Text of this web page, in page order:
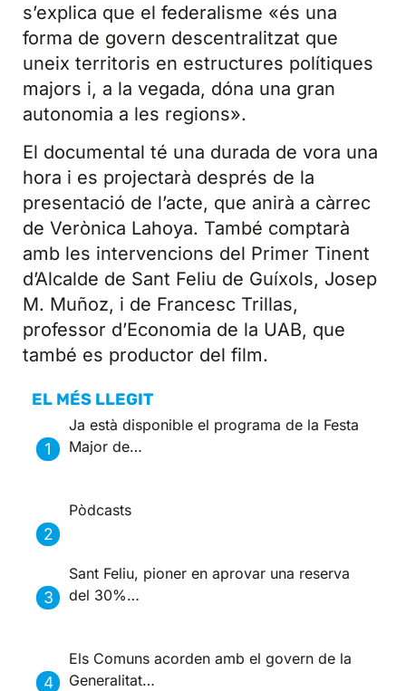
s’explica que el federalisme «és una
forma de govern descentralitzat que
uneix territoris en estructures polítiques
majors i, a la vegada, dóna una gran
autonomia a les regions».
El documental té una durada de vora una
hora i es projectarà després de la
presentació de l’acte, que anirà a càrrec
de Verònica Lahoya. També comptarà
amb les intervencions del Primer Tinent
d’Alcalde de Sant Feliu de Guíxols, Josep
M. Muñoz, i de Francesc Trillas,
professor d’Economia de la UAB, que
també es productor del film.
EL MÉS LLEGIT
Ja està disponible el programa de la Festa
Major de…
Pòdcasts
Sant Feliu, pioner en aprovar una reserva
del 30%…
Els Comuns acorden amb el govern de la
Generalitat…